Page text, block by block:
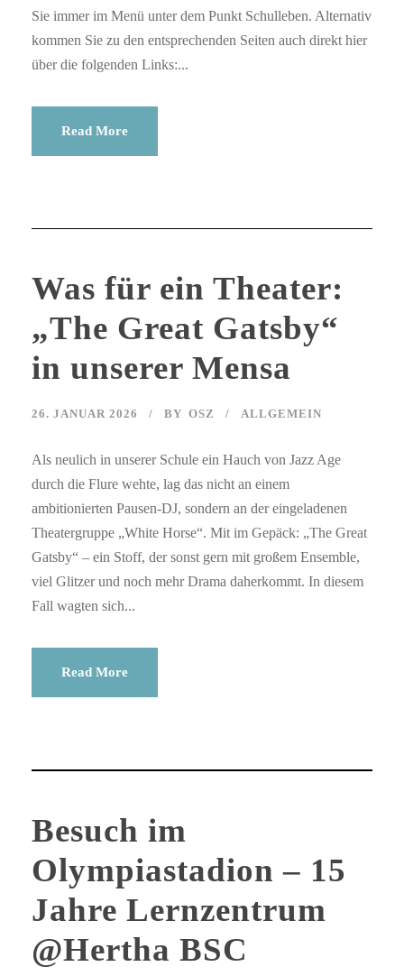
Sie immer im Menü unter dem Punkt Schulleben. Alternativ
kommen Sie zu den entsprechenden Seiten auch direkt hier
über die folgenden Links:...
Read More
Was für ein Theater:
„The Great Gatsby“
in unserer Mensa
26. JANUAR 2026 BY OSZ ALLGEMEIN
Als neulich in unserer Schule ein Hauch von Jazz Age
durch die Flure wehte, lag das nicht an einem
ambitionierten Pausen-DJ, sondern an der eingeladenen
Theatergruppe „White Horse“. Mit im Gepäck: „The Great
Gatsby“ – ein Stoff, der sonst gern mit großem Ensemble,
viel Glitzer und noch mehr Drama daherkommt. In diesem
Fall wagten sich...
Read More
Besuch im
Olympiastadion – 15
Jahre Lernzentrum
@Hertha BSC